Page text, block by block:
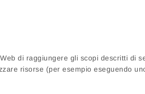
di raggiungere gli scopi descritti di
risorse (per esempio eseguendo